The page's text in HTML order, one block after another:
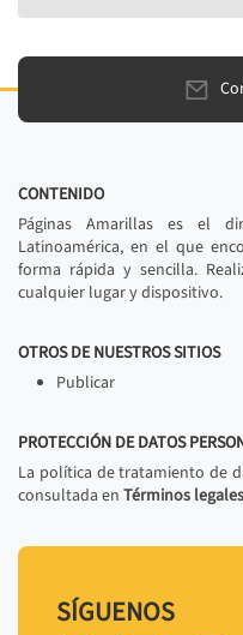
CONTENIDO
Páginas Amarillas es el
Latinoamérica, en el que
forma rápida y sencilla.
cualquier lugar y dispositivo.
OTROS DE NUESTROS SITIOS
Publicar
PROTECCIÓN DE DATOS
La política de tratamiento de
consultada en Términos legales
SÍGUENOS